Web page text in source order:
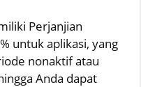
Perjanjian
untuk aplikasi, yang
nonaktif atau
Anda dapat